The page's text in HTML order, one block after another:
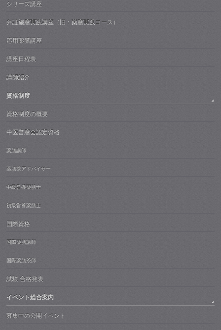
シリーズ講座
弁証施膳実践講座（旧：薬膳実践コース）
応用薬膳講座
講座日程表
講師紹介
資格制度
資格制度の概要
中医営膳会認定資格
薬膳講師
薬膳茶アドバイザー
中級営養薬膳士
初級営養薬膳士
国際資格
国際薬膳講師
国際薬膳茶師
試験 合格発表
イベント総合案内
募集中の公開イベント